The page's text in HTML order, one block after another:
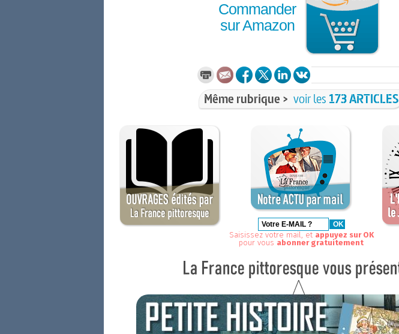
Commander
sur Amazon
Même rubrique > voir les 173 ARTICLES
Saisissez votre mail, et appuyez sur OK
pour vous abonner gratuitement